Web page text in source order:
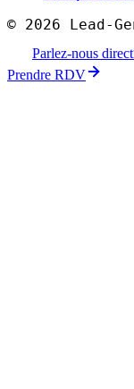
© 2026 Lead-
Parlez-nous direct
Prendre RDV